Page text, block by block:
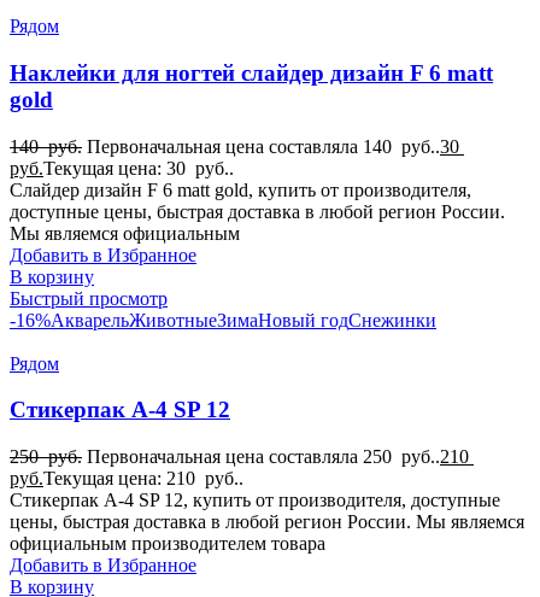
Рядом
Наклейки для ногтей слайдер дизайн F 6 matt
gold
140руб. Первоначальная цена составляла 140 руб..30
руб.Текущая цена: 30 руб..
Слайдер дизайн F 6 matt gold, купить от производителя,
доступные цены, быстрая доставка в любой регион России.
Мы являемся официальным
Добавить в Избранное
В корзину
Быстрый просмотр
-16%АкварельЖивотныеЗимаНовый годСнежинки
Рядом
Стикерпак А-4 SP 12
250руб. Первоначальная цена составляла 250 руб..210
руб.Текущая цена: 210 руб..
Стикерпак А-4 SP 12, купить от производителя, доступные
цены, быстрая доставка в любой регион России. Мы являемся
официальным производителем товара
Добавить в Избранное
В корзину